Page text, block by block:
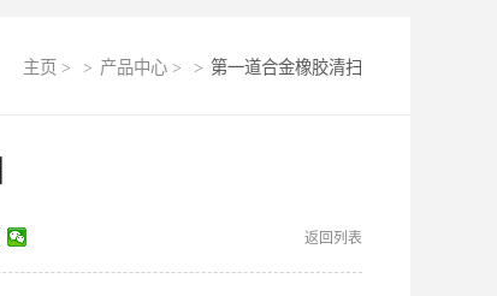
主页 > > 产品中心 > > 第一道合金橡胶清扫
返回列表